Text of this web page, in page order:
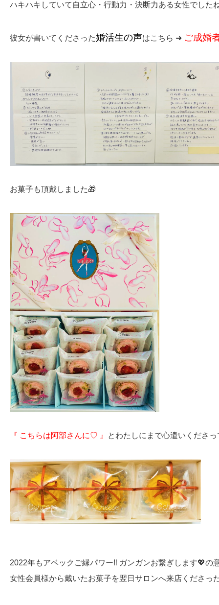
ハキハキしていて自立心・行動力・決断力ある女性でし
彼女が書いてくださった婚活生の声はこちら ➜ ご成婚
お菓子も頂戴しました🎁
『 こちらは阿部さんに♡ 』 とわたしにまで心遣いくださっ
2022年もアベックご縁パワー‼ ガンガンお繋ぎします💖の
女性会員様から戴いたお菓子を翌日サロンへ来店くださ